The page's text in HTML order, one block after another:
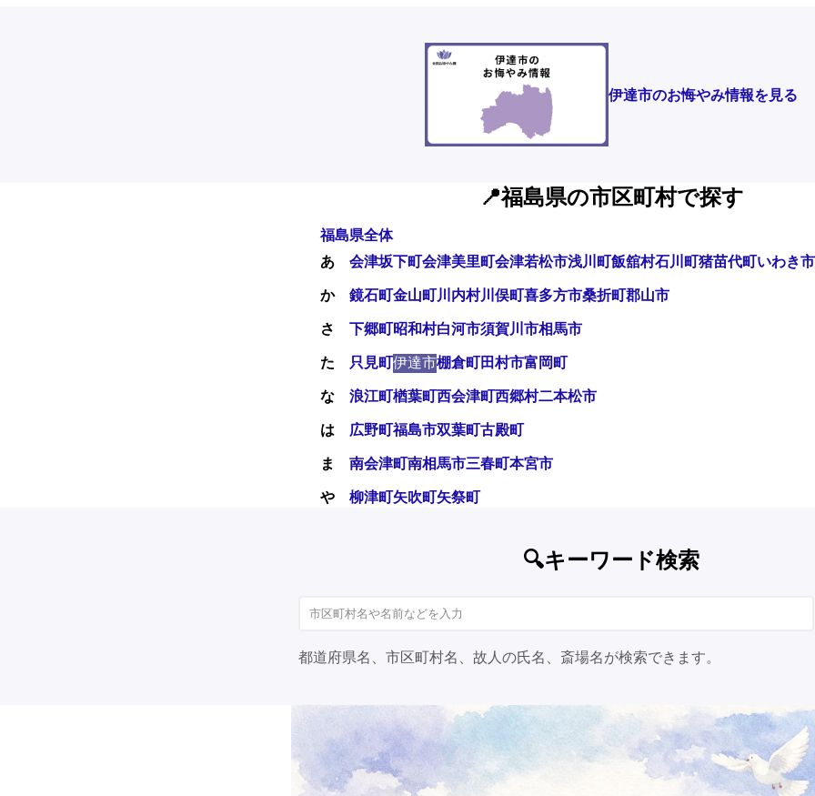
伊達市のお悔やみ情報を見る
📍福島県の市区町村で探す
福島県全体
あ
会津坂下町会津美里町会津若松市浅川町飯舘村石川町猪苗代町いわき市
か 鏡石町金山町川内村川俣町喜多方市桑折町郡山市
さ 下郷町昭和村白河市須賀川市相馬市
た 只見町伊達市棚倉町田村市富岡町
な 浪江町楢葉町西会津町西郷村二本松市
は 広野町福島市双葉町古殿町
ま 南会津町南相馬市三春町本宮市
や 柳津町矢吹町矢祭町
🔍キーワード検索
都道府県名、市区町村名、故人の氏名、斎場名が検索できます。